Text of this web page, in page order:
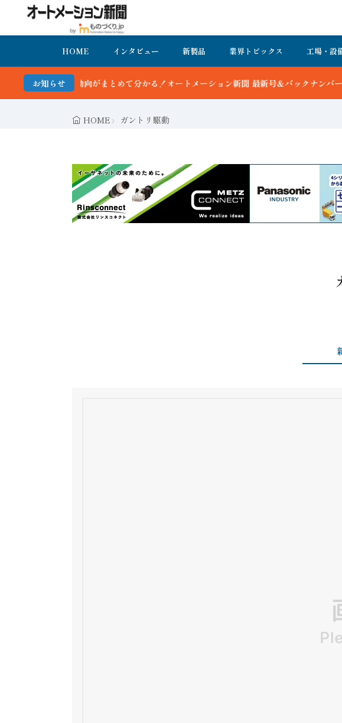
HOME インタビュー 新製品 業界トピックス 工場・設
お知らせ
がまとめて分かる！オートメーション新聞 最新号＆バックナンバーを無料で公開中 詳細
HOME ガントリ駆動